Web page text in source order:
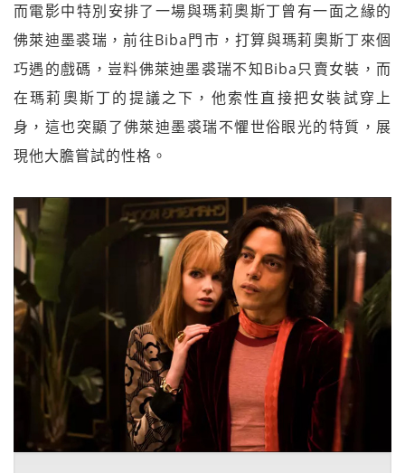
而電影中特別安排了一場與瑪莉奧斯丁曾有一面之緣的
佛萊迪墨裘瑞，前往Biba門市，打算與瑪莉奧斯丁來個
巧遇的戲碼，豈料佛萊迪墨裘瑞不知Biba只賣女裝，而
在瑪莉奧斯丁的提議之下，他索性直接把女裝試穿上
身，這也突顯了佛萊迪墨裘瑞不懼世俗眼光的特質，展
現他大膽嘗試的性格。